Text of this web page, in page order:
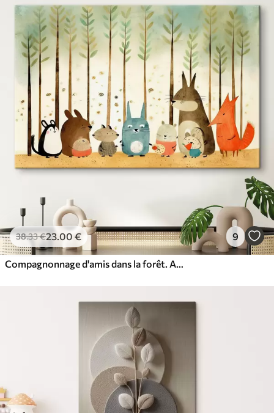
38.33€23.00 € 9